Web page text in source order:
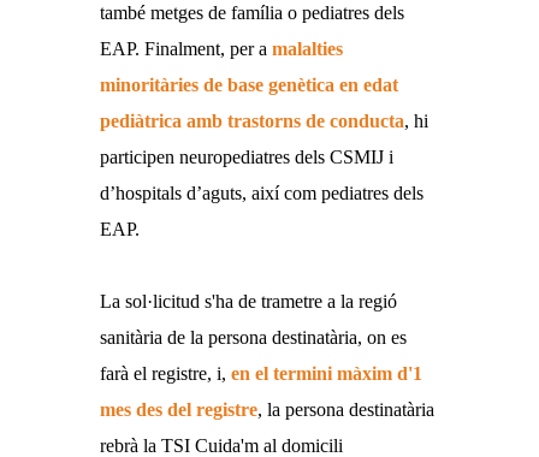
també metges de família o pediatres dels
EAP. Finalment, per amalalties
minoritàries de base genètica en edat
pediàtrica amb trastorns de conducta, hi
participen neuropediatres dels CSMIJ i
d’hospitals d’aguts, així com pediatres dels
EAP.
La sol·licitud s'ha de trametre a la regió
sanitària de la persona destinatària, on es
farà el registre, i,en el termini màxim d'1
mes des del registre, la persona destinatària
rebrà la TSI Cuida'm al domicili